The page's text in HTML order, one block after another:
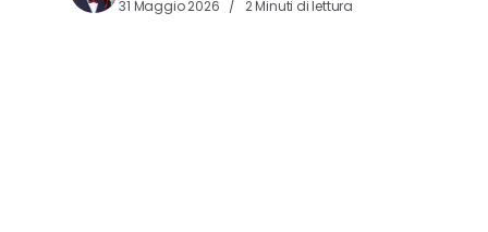
31 Maggio 2026 2 Minuti di lettura